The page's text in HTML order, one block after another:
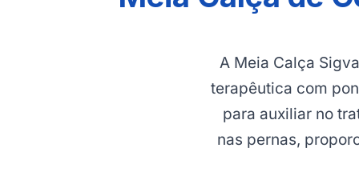
A Meia Calça
terapêutica com
para auxiliar no
nas pernas,